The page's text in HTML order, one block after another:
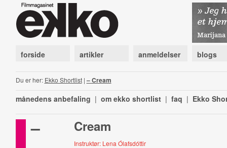
forside artikler anmeldelser blogs
Du er her: Ekko Shortlist| – Cream
månedens anbefaling | om ekko shortlist | faq | Ekko
– Cream
Instruktør: Lena Ólafsdóttir